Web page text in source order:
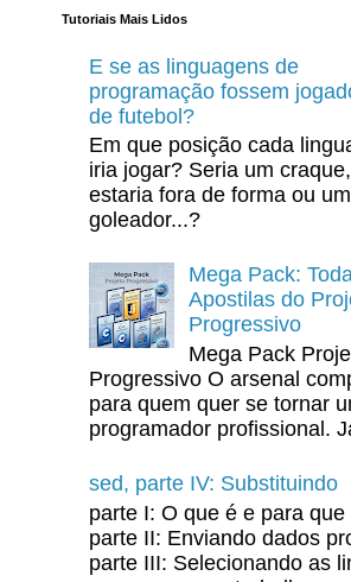
Tutoriais Mais Lidos
E se as linguagens de
programação fossem
de futebol?
Em que posição cada
iria jogar? Seria um craque,
estaria fora de forma ou
goleador...?
Mega Pack:
Apostilas do
Progressivo
Mega Pack
Progressivo O arsenal
para quem quer se tornar
programador profissional.
sed, parte IV: Substituindo
parte I: O que é e para que
parte II: Enviando dados
parte III: Selecionando as